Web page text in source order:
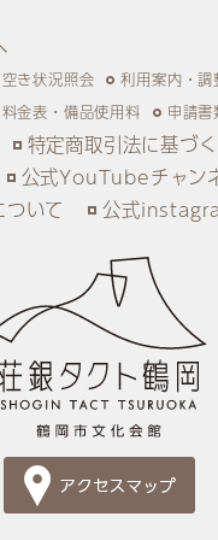
空き状況照会
利用案内・調
料金表・備品使用料 申請
特定商取引法に基づ
公式YouTubeチャン
いて
公式